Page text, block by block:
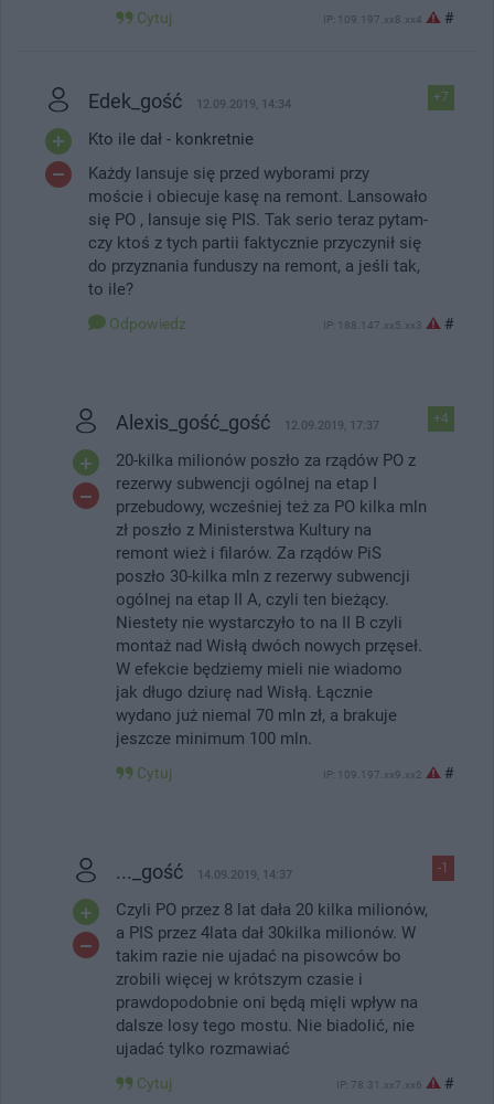
Cytuj IP: 109.197.xx8.xx4 #
+7
Edek_gość 12.09.2019, 14:34
Kto ile dał - konkretnie
Każdy lansuje się przed wyborami przy
moście i obiecuje kasę na remont. Lansowało
się PO , lansuje się PIS. Tak serio teraz pytam-
czy ktoś z tych partii faktycznie przyczynił się
do przyznania funduszy na remont, a jeśli tak,
to ile?
Odpowiedz IP: 188.147.xx5.xx3 #
+4
Alexis_gość_gość 12.09.2019, 17:37
20-kilka milionów poszło za rządów PO z
rezerwy subwencji ogólnej na etap I
przebudowy, wcześniej też za PO kilka mln
zł poszło z Ministerstwa Kultury na
remont wież i filarów. Za rządów PiS
poszło 30-kilka mln z rezerwy subwencji
ogólnej na etap II A, czyli ten bieżący.
Niestety nie wystarczyło to na II B czyli
montaż nad Wisłą dwóch nowych przęseł.
W efekcie będziemy mieli nie wiadomo
jak długo dziurę nad Wisłą. Łącznie
wydano już niemal 70 mln zł, a brakuje
jeszcze minimum 100 mln.
Cytuj IP: 109.197.xx9.xx2 #
-1
..._gość 14.09.2019, 14:37
Czyli PO przez 8 lat dała 20 kilka milionów,
a PIS przez 4lata dał 30kilka milionów. W
takim razie nie ujadać na pisowców bo
zrobili więcej w krótszym czasie i
prawdopodobnie oni będą mięli wpływ na
dalsze losy tego mostu. Nie biadolić, nie
ujadać tylko rozmawiać
Cytuj IP: 78.31.xx7.xx6 #